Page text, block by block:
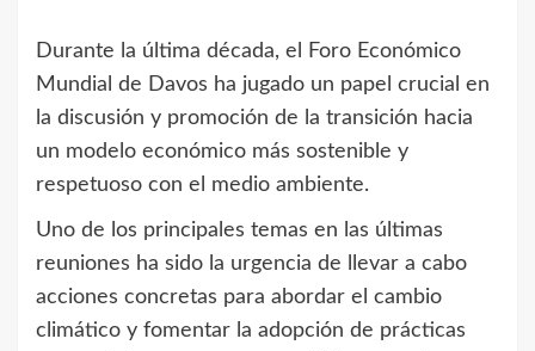
Durante la última década, el Foro Económico
Mundial de Davos ha jugado un papel crucial en
la discusión y promoción de la transición hacia
un modelo económico más sostenible y
respetuoso con el medio ambiente.
Uno de los principales temas en las últimas
reuniones ha sido la urgencia de llevar a cabo
acciones concretas para abordar el cambio
climático y fomentar la adopción de prácticas